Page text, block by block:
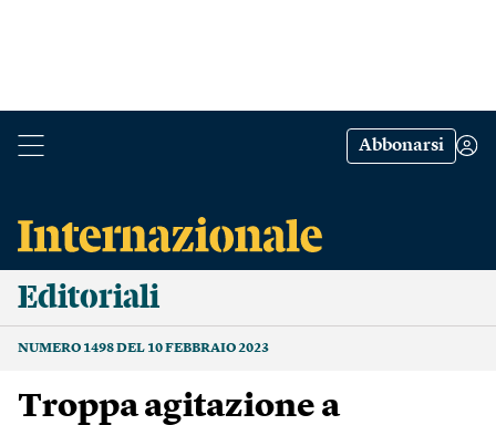
Abbonarsi
Editoriali
NUMERO 1498 DEL 10 FEBBRAIO 2023
Troppa agitazione a